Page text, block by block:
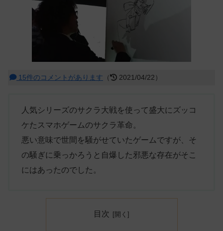
15件のコメントがあります （ 2021/04/22）
人気シリーズのサクラ大戦を使って盛大にズッコ
ケたスマホゲームのサクラ革命。
悪い意味で世間を騒がせていたゲームですが、そ
の騒ぎに乗っかろうと自爆した邪悪な存在がそこ
にはあったのでした。
目次